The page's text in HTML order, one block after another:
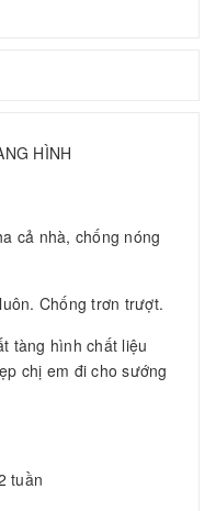
HÌNH
cả nhà, chống nóng
Chống trơn trượt.
tàng hình chất liệu
chị em đi cho sướng
tuần